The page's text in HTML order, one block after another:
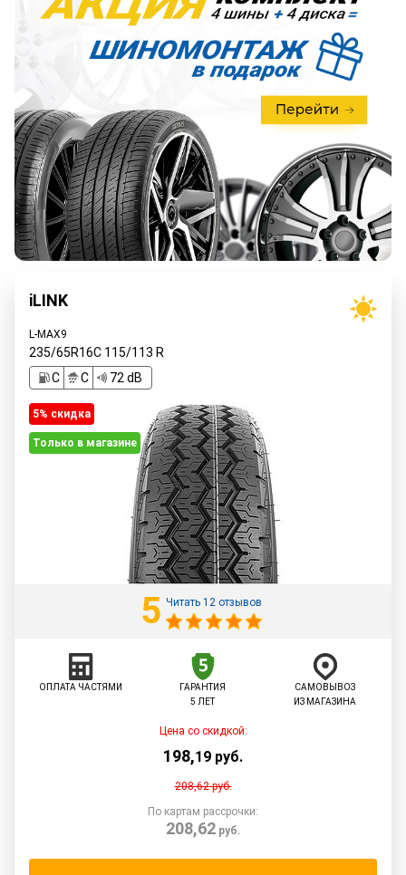
iLINK
L-MAX9
235/65R16C 115/113 R
C
C 72 dB
5% cкидка
Только в магазине
5 Читать 12 отзывов
ОПЛАТА ЧАСТЯМИ
ГАРАНТИЯ
5 ЛЕТ
САМОВЫВОЗ
ИЗ МАГАЗИНА
Цена со скидкой:
198,19 руб.
208,62руб.
По картам рассрочки:
208,62руб.